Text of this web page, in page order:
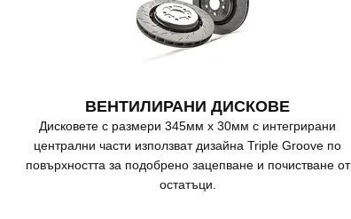
ВЕНТИЛИРАНИ ДИСКОВЕ
Дисковете с размери 345мм x 30мм с интегрирани
централни части използват дизайна Triple Groove по
повърхността за подобрено зацепване и почистване от
остатъци.